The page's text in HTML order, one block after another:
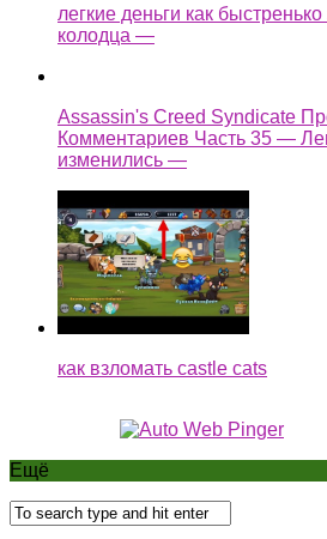
легкие деньги как
колодца —
Assassin's Creed Syndicate
Комментариев Часть 35 —
изменились —
как взломать castle cats
Ещё